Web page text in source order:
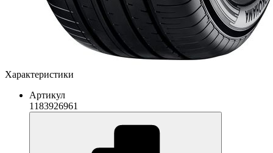
Характеристики
Артикул
1183926961